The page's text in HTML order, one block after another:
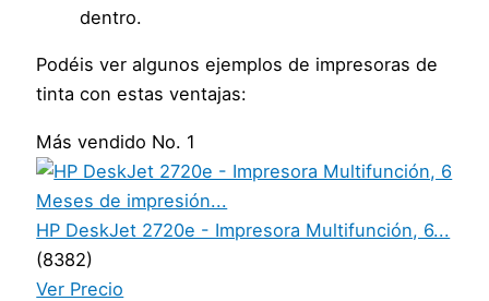
dentro.
Podéis ver algunos ejemplos de impresoras de
tinta con estas ventajas:
Más vendido No. 1
HP DeskJet 2720e - Impresora Multifunción, 6...
(8382)
Ver Precio